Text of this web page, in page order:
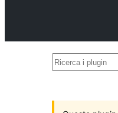
Ricerca